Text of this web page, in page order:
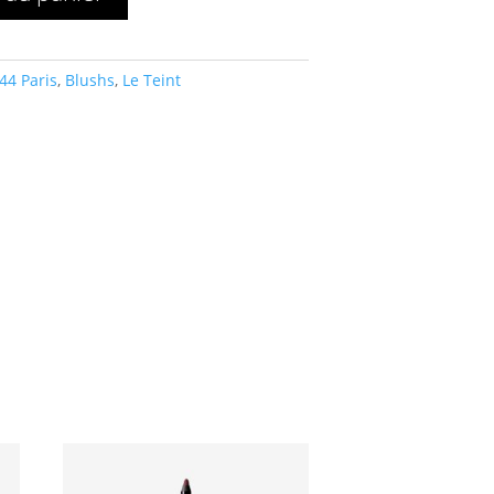
Paris, Blushs, Le Teint